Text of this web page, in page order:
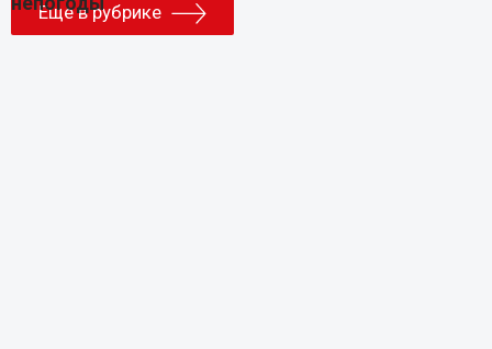
Еще в рубрике